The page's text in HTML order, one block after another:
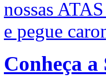
nossas
e pegue
Conheça a